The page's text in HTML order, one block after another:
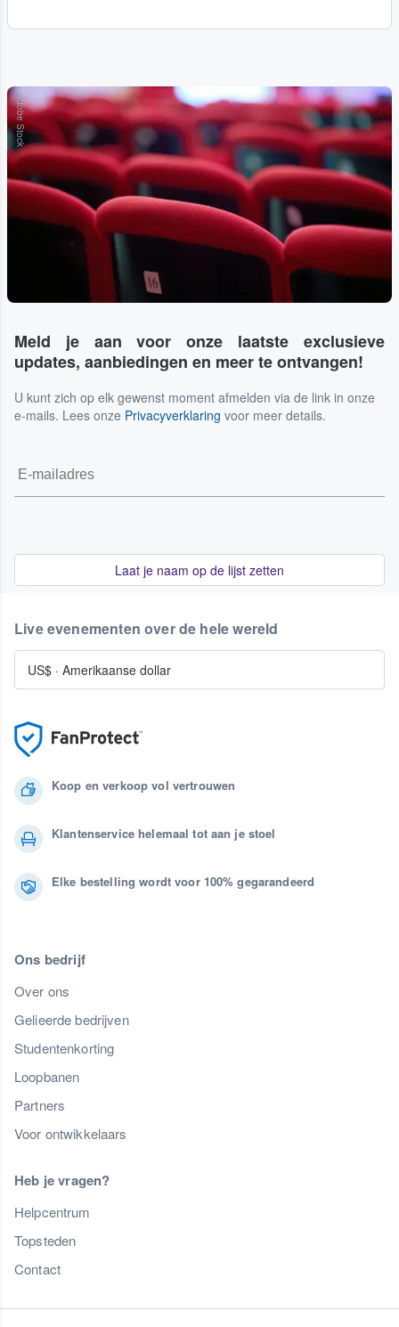
Adobe Stock
Meld je aan voor onze laatste exclusieve
updates, aanbiedingen en meer te ontvangen!
U kunt zich op elk gewenst moment afmelden via de link in onze
e-mails. Lees onze Privacyverklaring voor meer details.
Laat je naam op de lijst zetten
Koop en verkoop vol vertrouwen
Klantenservice helemaal tot aan je stoel
Elke bestelling wordt voor 100% gegarandeerd
Ons bedrijf
Over ons
Gelieerde bedrijven
Studentenkorting
Loopbanen
Partners
Voor ontwikkelaars
Heb je vragen?
Helpcentrum
Topsteden
Contact
Live evenementen over de hele wereld
US$ · Amerikaanse dollar